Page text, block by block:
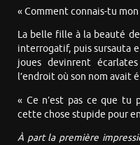
« Comment connais-tu mon
La belle fille à la beauté
interrogatif, puis sursauta
joues devinrent
l’endroit où son nom avait
« Ce n’est pas ce que tu
cette chose stupide pour
À part la première